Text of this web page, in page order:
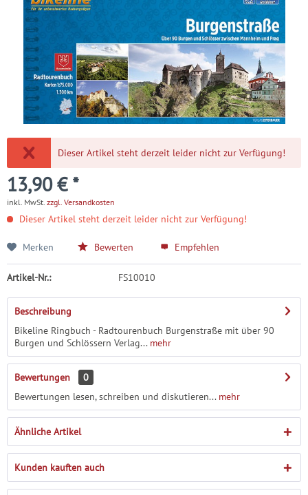
Dieser Artikel steht derzeit leider nicht zur Verfügung!
13,90 € *
inkl. MwSt. zzgl. Versandkosten
Dieser Artikel steht derzeit leider nicht zur Verfügung!
Merken Bewerten Empfehlen
Artikel-Nr.: FS10010
Beschreibung
Bikeline Ringbuch - Radtourenbuch Burgenstraße mit über 90
Burgen und Schlössern Verlag...mehr
Bewertungen
0
Bewertungen lesen, schreiben und diskutieren...mehr
Ähnliche Artikel
Kunden kauften auch